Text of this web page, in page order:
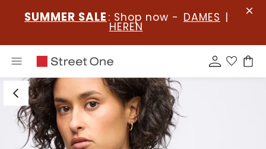
SUMMER SALE : Shop now - DAMES |
HEREN